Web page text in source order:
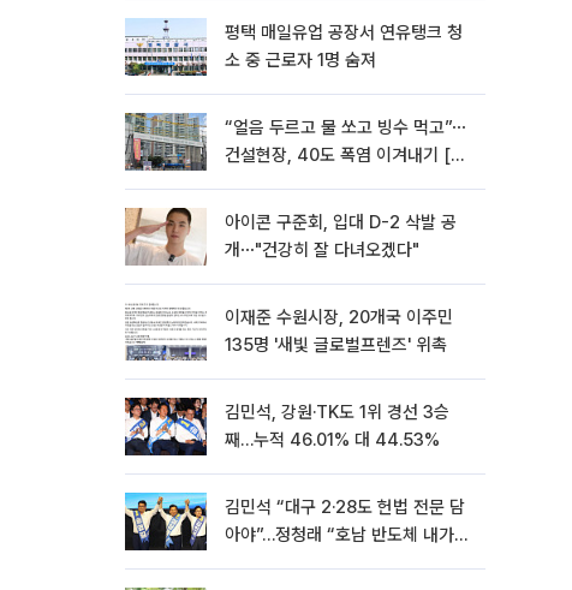
평택 매일유업 공장서 연유탱크 청
소 중 근로자 1명 숨져
“얼음 두르고 물 쏘고 빙수 먹고”⋯
건설현장, 40도 폭염 이겨내기 [르
아이콘 구준회, 입대 D-2 삭발 공
개⋯"건강히 잘 다녀오겠다"
이재준 수원시장, 20개국 이주민
135명 '새빛 글로벌프렌즈' 위촉
김민석, 강원·TK도 1위 경선 3승
째…누적 46.01% 대 44.53%
김민석 “대구 2·28도 헌법 전문 담
아야”…정청래 “호남 반도체 내가